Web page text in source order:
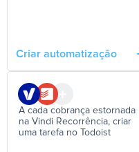
Criar automatização
A cada cobrança estornada
na Vindi Recorrência, criar
uma tarefa no Todoist